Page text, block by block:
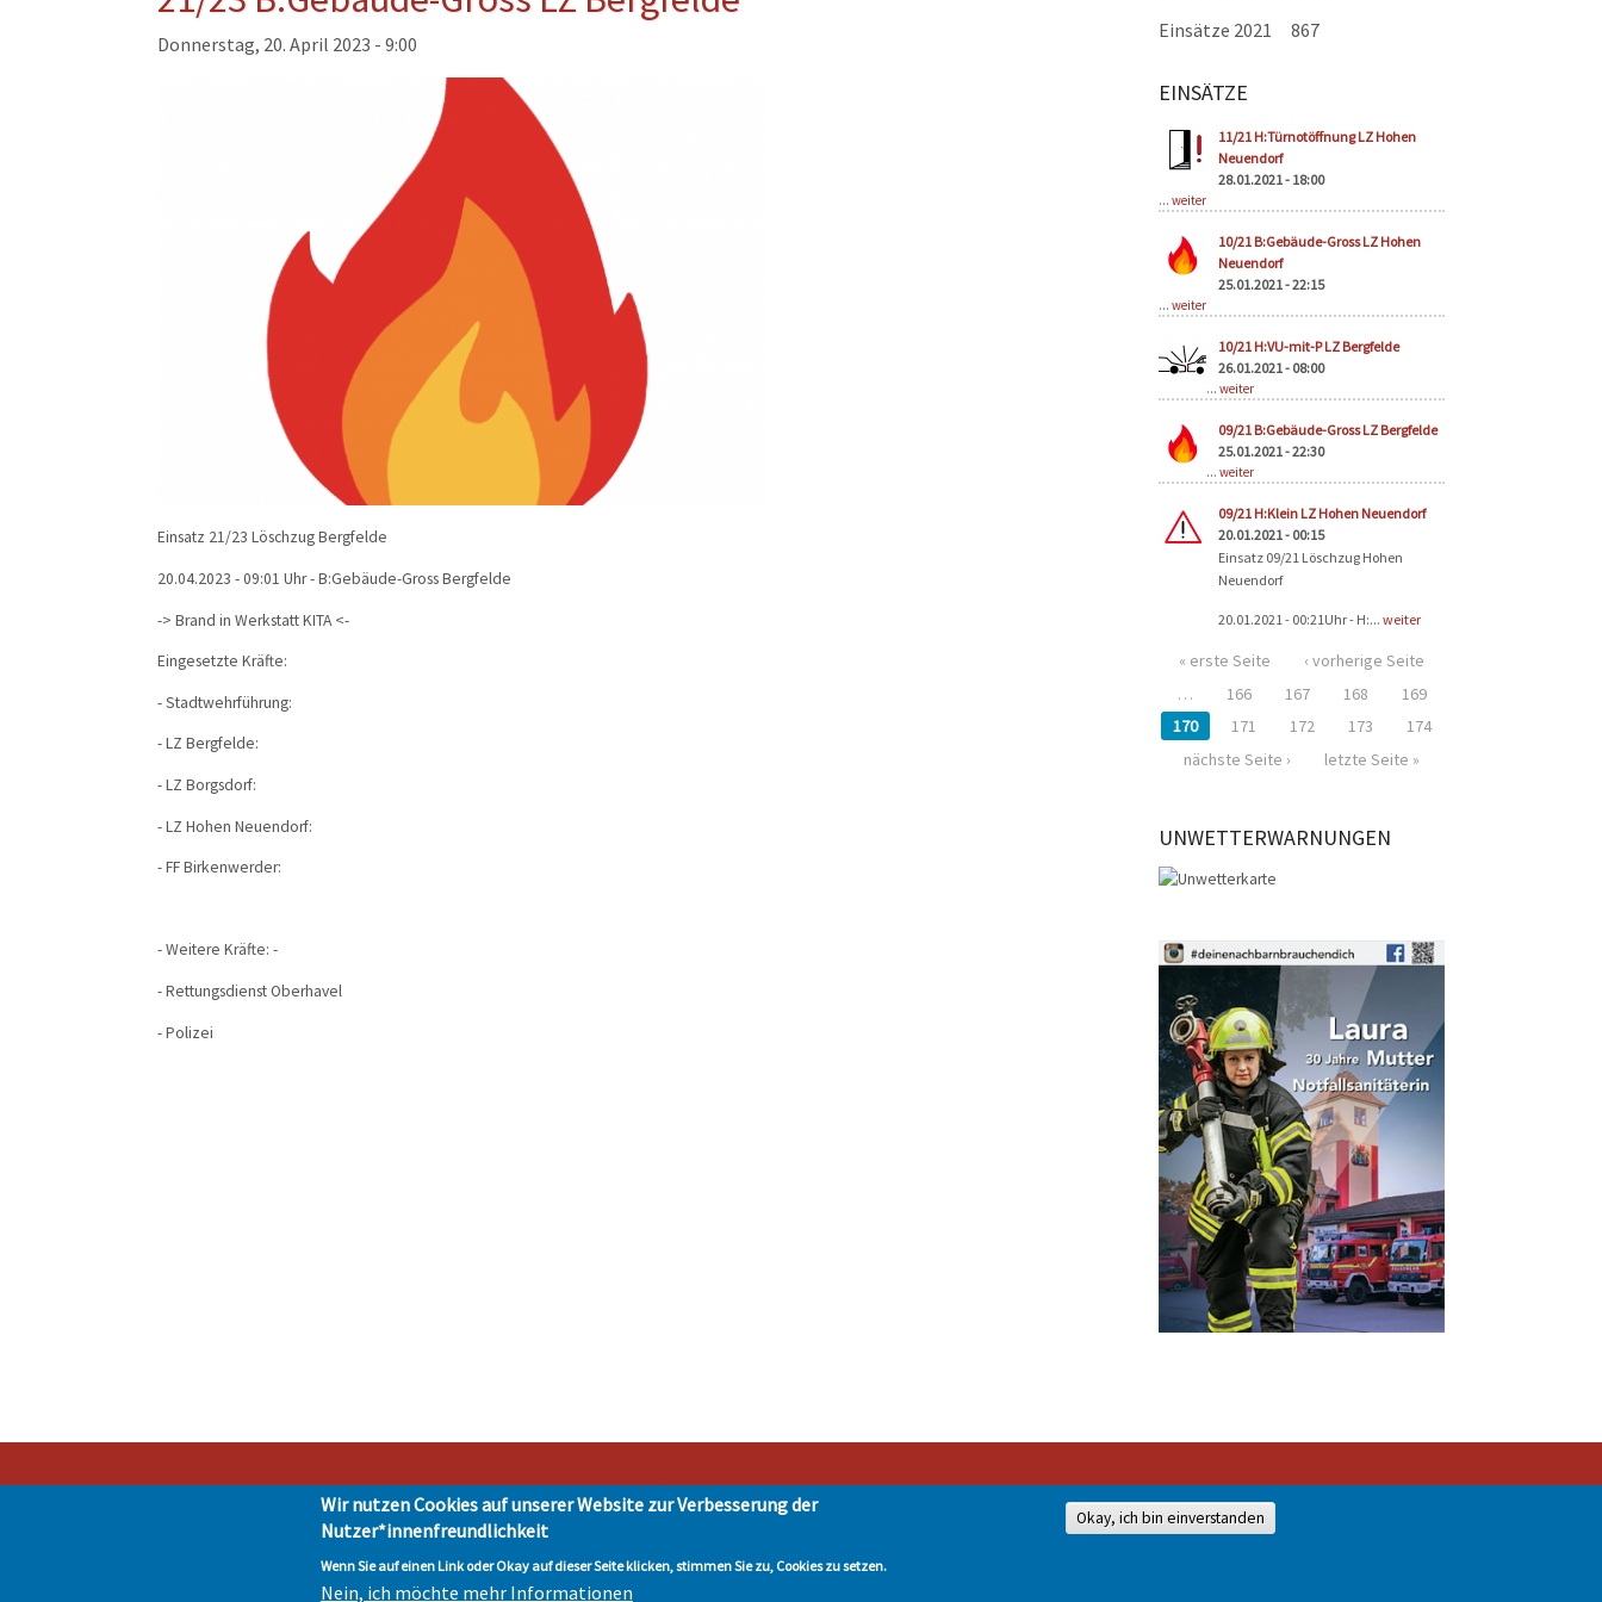
Alters- und Ehrenabteilung
Donnerstag, 20. April 2023 - 9:00
Einsatz 21/23 Löschzug Bergfelde
20.04.2023 - 09:01 Uhr - B:Gebäude-Gross Bergfelde
-> Brand in Werkstatt KITA <-
Eingesetzte Kräfte:
- Stadtwehrführung:
- LZ Bergfelde:
- LZ Borgsdorf:
- LZ Hohen Neuendorf:
- FF Birkenwerder:
- Weitere Kräfte: -
- Rettungsdienst Oberhavel
- Polizei
Einsätze 2021 867
EINSÄTZE
11/21 H:Türnotöffnung LZ Hohen
Neuendorf
28.01.2021 - 18:00
... weiter
10/21 B:Gebäude-Gross LZ Hohen
Neuendorf
25.01.2021 - 22:15
... weiter
10/21 H:VU-mit-P LZ Bergfelde
26.01.2021 - 08:00
... weiter
09/21 B:Gebäude-Gross LZ Bergfelde
25.01.2021 - 22:30
... weiter
09/21 H:Klein LZ Hohen Neuendorf
20.01.2021 - 00:15
Einsatz 09/21 Löschzug Hohen
Neuendorf
20.01.2021 - 00:21Uhr - H:... weiter
Seiten
« erste Seite
‹ vorherige Seite
…
166 167 168
169
170
171 172 173
174
nächste Seite ›
letzte Seite »
UNWETTERWARNUNGEN
Stadt Hohen Neuendorf • Oranienburger Str. 2 • 16540 Hohen Neuendorf • Telefon 03303-528-0
Impressum|Presse|Datenschutz| © Hohen-Neuendorf.de, Alle Rechte vorbehalten - Vervielfältigung nur mit unserer Genehmigung
Wir nutzen Cookies auf unserer Website zur Verbesserung der
Nutzer*innenfreundlichkeit
Wenn Sie auf einen Link oder Okay auf dieser Seite klicken, stimmen Sie zu, Cookies zu setzen.
Nein, ich möchte mehr Informationen
Okay, ich bin einverstanden